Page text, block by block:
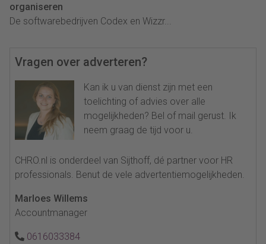
organiseren
De softwarebedrijven Codex en Wizzr...
Vragen over adverteren?
Kan ik u van dienst zijn met een
toelichting of advies over alle
mogelijkheden? Bel of mail gerust. Ik
neem graag de tijd voor u.
CHRO.nl is onderdeel van Sijthoff, dé partner voor HR
professionals. Benut de vele advertentiemogelijkheden.
Marloes Willems
Accountmanager
0616033384